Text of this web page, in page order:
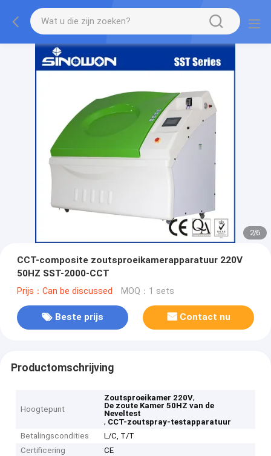
2/6
CCT-composite zoutsproeikamerapparatuur 220V
50HZ SST-2000-CCT
Prijs：Can be discussed MOQ：1 sets
Beste prijs Contact nu
Productomschrijving
Hoogtepunt
Zoutsproeikamer 220V,
De zoute Kamer 50HZ van de
Neveltest
, CCT-zoutspray-testapparatuur
Betalingscondities
L/C, T/T
Certificering
CE